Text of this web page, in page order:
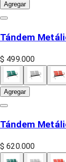
Agregar
Tándem
$ 499.000
Agregar
Tándem
$ 620.000